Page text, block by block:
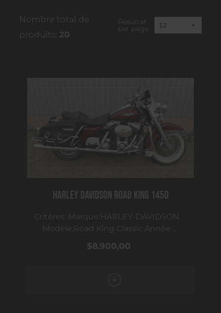
Nombre total de
produits: 20
Résultat
par page:
HARLEY DAVIDSON ROAD KING 1450
Critères: Marque:HARLEY-DAVIDSON
Modèle:Road King Classic Année
modèle:2000 Kilométrage:68000 km
Boîte de vitesse:Manuelle 5vitesses
$8.900,00